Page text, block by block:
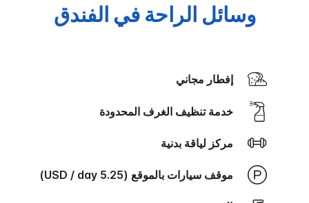
وسائل الراحة في الفندق
إفطار مجاني
‫‫خدمة تنظيف الغرف‬‬ المحدودة
مركز لياقة بدنية
موقف سيارات بالموقع (5.25 USD / day)